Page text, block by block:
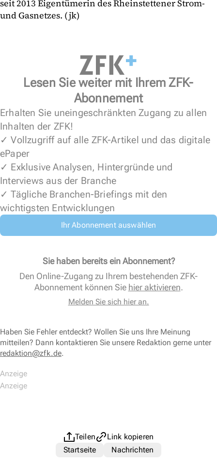
seit 2013 Eigentümerin des Rheinstettener Strom-
und Gasnetzes. (jk)
Lesen Sie weiter mit Ihrem ZFK-
Abonnement
Erhalten Sie uneingeschränkten Zugang zu allen
Inhalten der ZFK!
✓ Vollzugriff auf alle ZFK-Artikel und das digitale
ePaper
✓ Exklusive Analysen, Hintergründe und
Interviews aus der Branche
✓ Tägliche Branchen-Briefings mit den
wichtigsten Entwicklungen
Ihr Abonnement auswählen
Sie haben bereits ein Abonnement?
Den Online-Zugang zu Ihrem bestehenden ZFK-
Abonnement können Sie hier aktivieren.
Melden Sie sich hier an.
Haben Sie Fehler entdeckt? Wollen Sie uns Ihre Meinung
mitteilen? Dann kontaktieren Sie unsere Redaktion gerne unter
redaktion@zfk.de.
Teilen
Link kopieren
Startseite
Nachrichten